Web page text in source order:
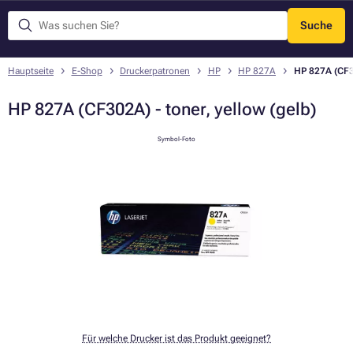
Suche
Menü
Hauptseite E-Shop Druckerpatronen HP HP 827A HP 827A
HP 827A (CF302A) - toner, yellow (gelb)
Symbol-Foto
Für welche Drucker ist das Produkt geeignet?